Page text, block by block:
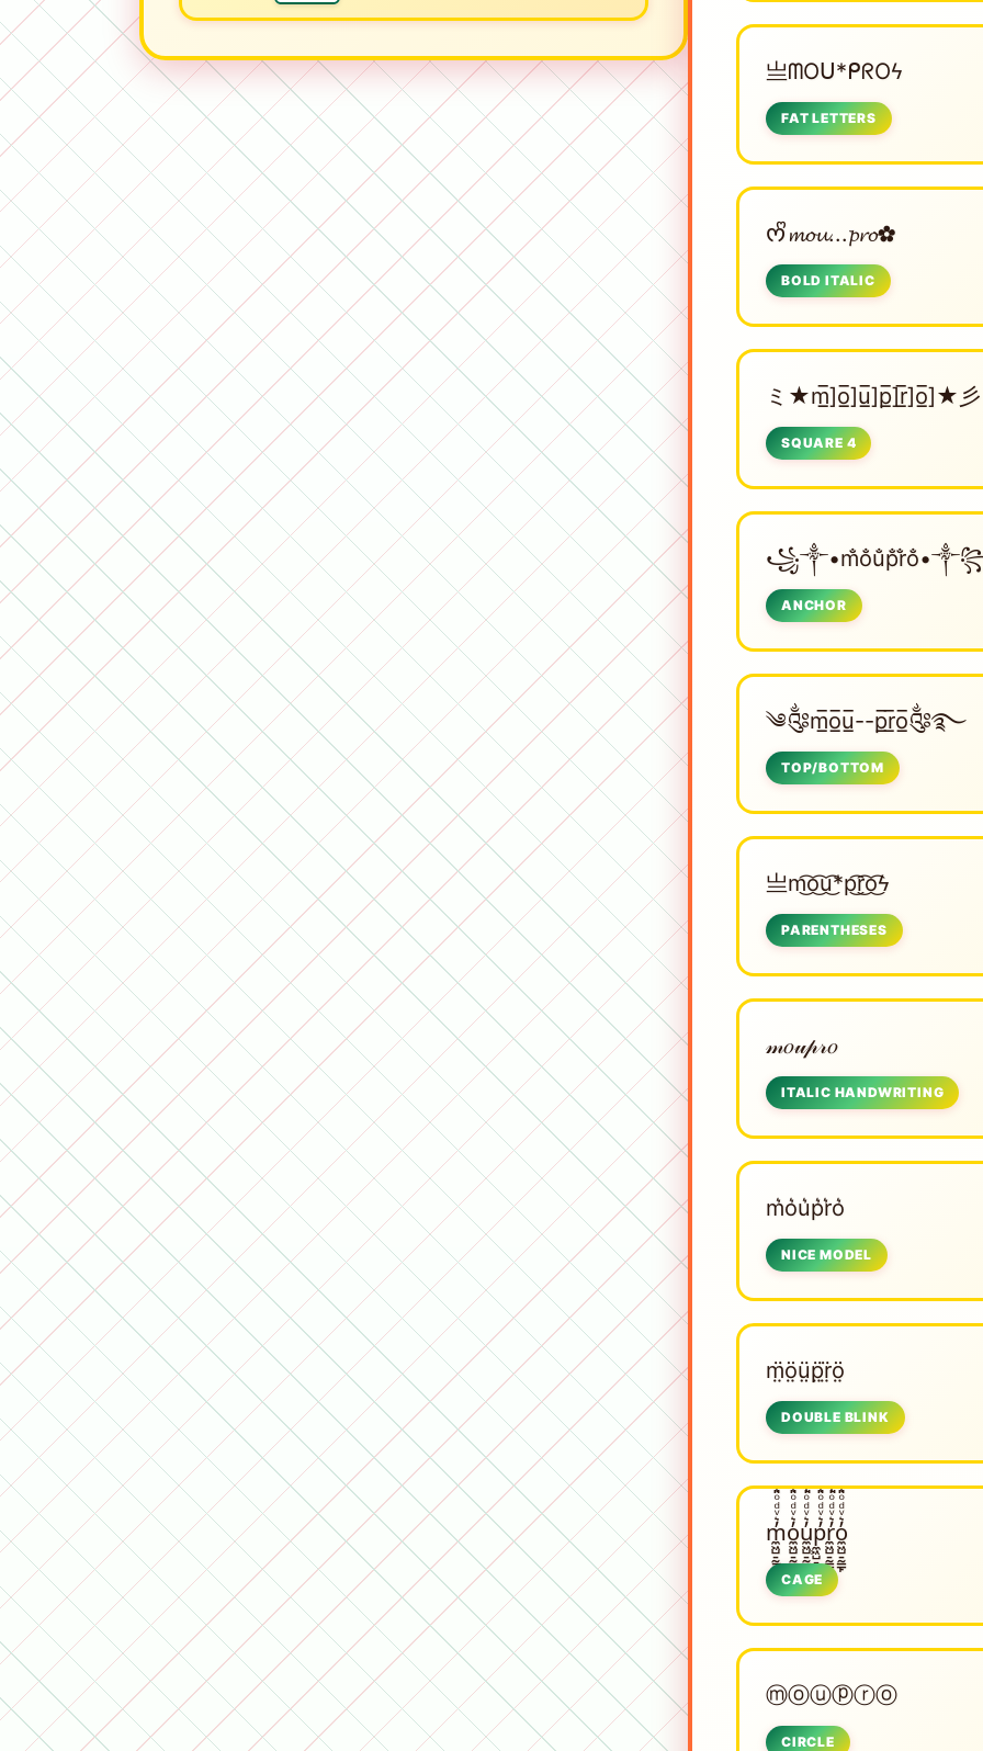
亗ᗰOᑌ*ᑭᖇOϟ
FAT LETTERS
ᰔᩚ𝓶𝓸𝓾...𝓹𝓻𝓸✿
BOLD ITALIC
ミ★m̲̅]o̲̅]u̲̅]p̲̅]r̲̅]o̲̅]★彡
SQUARE 4
ANCHOR
༄༂m̲̅o̲̅u̲̅--p̲̅r̲̅o̲̅༂࿐
TOP/BOTTOM
亗m͜͡o͜͡u͜͡*p͜͡r͜͡o͜͡ϟ
PARENTHESES
𝓂𝑜𝓊𝓅𝓇𝑜
ITALIC HANDWRITING
m͛o͛u͛p͛r͛o͛
NICE MODEL
m̤̈ö̤ṳ̈p̤̈r̤̈ö̤
DOUBLE BLINK
m̼͖̺̠̰͇̙̓͛ͮͩͦ̎ͦ̑ͅo̼͖̺̠̰͇̙̓͛ͮͩͦ̎ͦ̑ͅu̼͖̺̠̰͇̙̓͛ͮͩͦ̎ͦ̑ͅp̼͖̺̠̰͇̙̓͛ͮͩͦ̎ͦ̑ͅr̼͖̺̠̰͇̙̓͛ͮͩͦ̎ͦ̑ͅo̼͖̺̠̰͇̙̓͛ͮͩͦ̎ͦ̑ͅ
CAGE
ⓜⓞⓤⓟⓡⓞ
CIRCLE